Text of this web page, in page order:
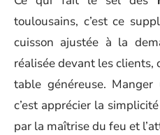
toulousains, c’est ce
cuisson ajustée à la
réalisée devant les clients,
table généreuse. Manger
c’est apprécier la
par la maîtrise du feu et